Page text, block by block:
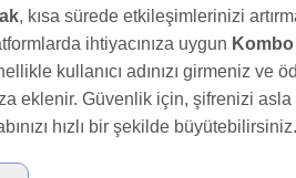
, kısa sürede etkileşimlerinizi
ihtiyacınıza uygun
kullanıcı adınızı girmeniz ve
eklenir. Güvenlik için, şifrenizi
hızlı bir şekilde büyütebilirsiniz.